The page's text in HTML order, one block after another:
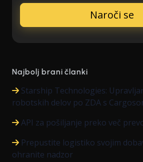
Najbolj brani članki
Starship Technologies:
robotskih delov po ZDA s
API za pošiljanje preko več
Prepustite logistiko svojim
ohranite nadzor